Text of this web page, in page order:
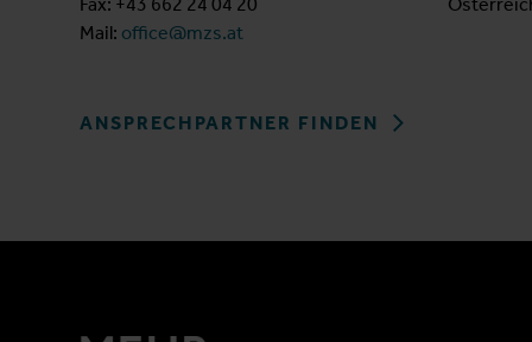
Mail: office@mzs.at
ANSPRECHPARTNER FINDEN